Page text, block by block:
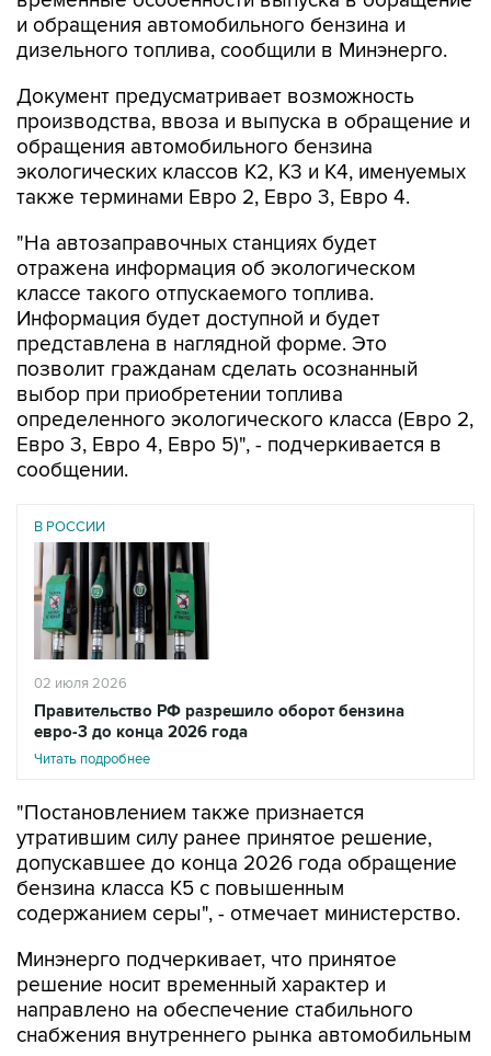
Документ предусматривает возможность
обращения автомобильного бензина
экологических классов К2, К3 и К4, именуемых
также терминами Евро 2, Евро 3, Евро 4.
"На автозаправочных станциях будет
классе такого отпускаемого топлива.
Информация будет доступной и будет
представлена в наглядной форме. Это
позволит гражданам сделать осознанный
выбор при приобретении топлива
определенного экологического класса (Евро 2,
Евро 3, Евро 4, Евро 5)", - подчеркивается в
сообщении.
В РОССИИ
02 июля 2026
Правительство РФ разрешило оборот бензина
евро-3 до конца 2026 года
Читать подробнее
"Постановлением также признается
допускавшее до конца 2026 года обращение
бензина класса К5 с повышенным
содержанием серы", - отмечает министерство.
Минэнерго подчеркивает, что принятое
направлено на обеспечение стабильного
снабжения внутреннего рынка автомобильным
топливом и предотвращение возможного
дефицита в условиях изменения логистических